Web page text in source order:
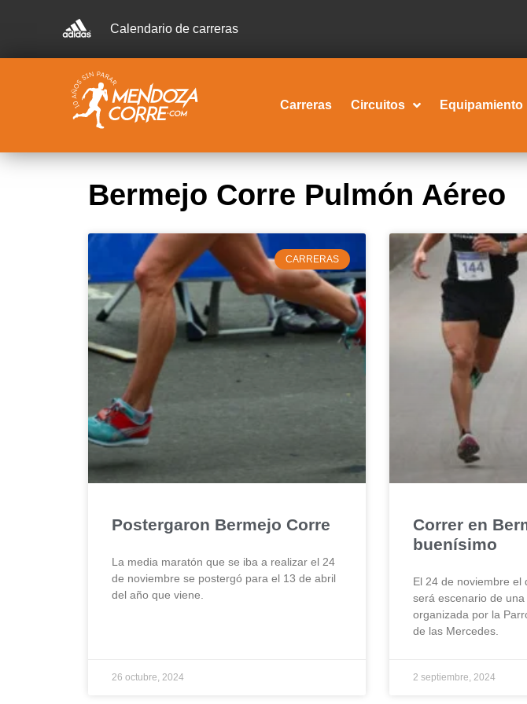
Calendario de carreras
Carreras Circuitos Equipamiento
Bermejo Corre Pulmón Aéreo
CARRERAS
Postergaron Bermejo Corre
La media maratón que se iba a realizar el 24
de noviembre se postergó para el 13 de abril
del año que viene.
26 octubre, 2024
Correr en
buenísimo
El 24 de noviembre el
será escenario de
organizada por la
de las Mercedes.
2 septiembre, 2024